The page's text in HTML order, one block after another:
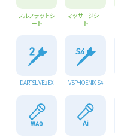
フルフラットシ
ート
マッサージシー
ト
DARTSLIVE2 EX VSPHOENIX S4